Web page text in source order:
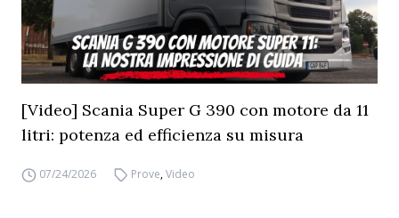
[Video] Scania Super G 390 con motore da 11
litri: potenza ed efficienza su misura
07/24/2026 Prove,Video